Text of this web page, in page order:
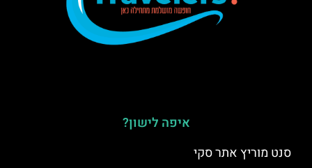
איפה לישון?
סנט מוריץ אתר סקי